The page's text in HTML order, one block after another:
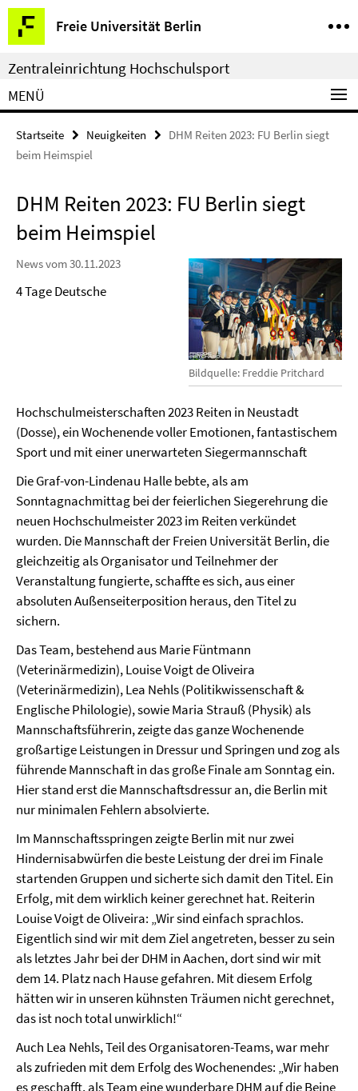
Springe
direkt
zu
Inhalt
Freie Universität Berlin
Service-
Navigation
Zentraleinrichtung Hochschulsport
MENÜ
Startseite Neuigkeiten
DHM Reiten 2023: FU Berlin siegt
beim Heimspiel
DHM Reiten 2023: FU Berlin siegt
beim Heimspiel
Bildquelle: Freddie Pritchard
News vom 30.11.2023
4 Tage Deutsche
Hochschulmeisterschaften 2023 Reiten in Neustadt
(Dosse), ein Wochenende voller Emotionen, fantastischem
Sport und mit einer unerwarteten Siegermannschaft
Die Graf-von-Lindenau Halle bebte, als am
Sonntagnachmittag bei der feierlichen Siegerehrung die
neuen Hochschulmeister 2023 im Reiten verkündet
wurden. Die Mannschaft der Freien Universität Berlin, die
gleichzeitig als Organisator und Teilnehmer der
Veranstaltung fungierte, schaffte es sich, aus einer
absoluten Außenseiterposition heraus, den Titel zu
sichern.
Das Team, bestehend aus Marie Füntmann
(Veterinärmedizin), Louise Voigt de Oliveira
(Veterinärmedizin), Lea Nehls (Politikwissenschaft &
Englische Philologie), sowie Maria Strauß (Physik) als
Mannschaftsführerin, zeigte das ganze Wochenende
großartige Leistungen in Dressur und Springen und zog als
führende Mannschaft in das große Finale am Sonntag ein.
Hier stand erst die Mannschaftsdressur an, die Berlin mit
nur minimalen Fehlern absolvierte.
Im Mannschaftsspringen zeigte Berlin mit nur zwei
Hindernisabwürfen die beste Leistung der drei im Finale
startenden Gruppen und sicherte sich damit den Titel. Ein
Erfolg, mit dem wirklich keiner gerechnet hat. Reiterin
Louise Voigt de Oliveira: „Wir sind einfach sprachlos.
Eigentlich sind wir mit dem Ziel angetreten, besser zu sein
als letztes Jahr bei der DHM in Aachen, dort sind wir mit
dem 14. Platz nach Hause gefahren. Mit diesem Erfolg
hätten wir in unseren kühnsten Träumen nicht gerechnet,
das ist noch total unwirklich!“
Auch Lea Nehls, Teil des Organisatoren-Teams, war mehr
als zufrieden mit dem Erfolg des Wochenendes: „Wir haben
es geschafft, als Team eine wunderbare DHM auf die Beine